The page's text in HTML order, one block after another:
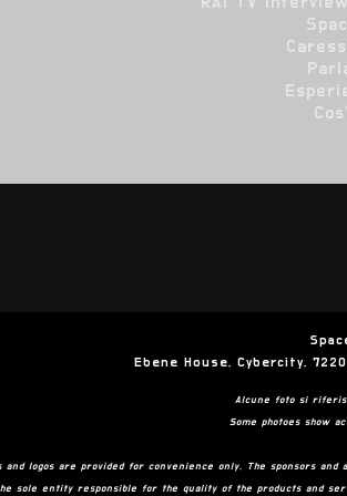
Ebene House, Cybercity,
Alcune foto si
Some photoes show
and logos are provided for convenience only. The sponsors
sole entity responsible for the quality of the products and